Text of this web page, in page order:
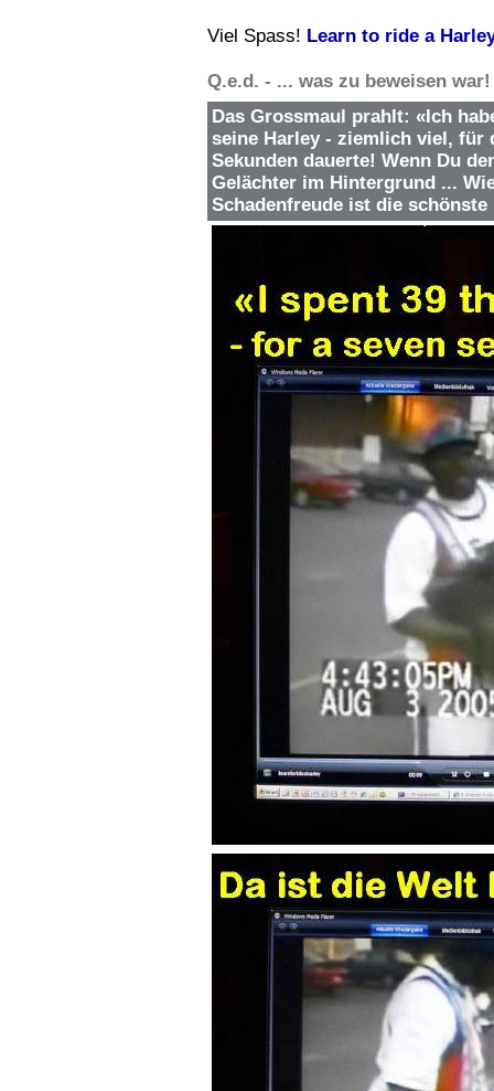
Viel Spass! Learn to ride a
Q.e.d. - ... was zu beweisen war!
Das Grossmaul prahlt: «Ich
seine Harley - ziemlich viel, für
Sekunden dauerte! Wenn Du
Gelächter im Hintergrund ...
Schadenfreude ist die